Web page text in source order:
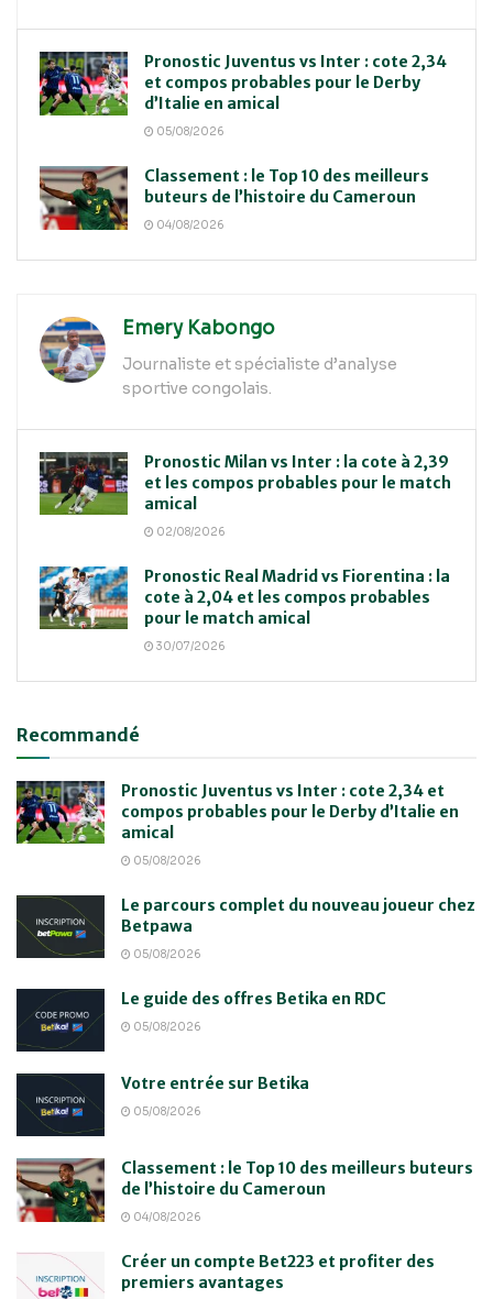
Pronostic Juventus vs Inter : cote 2,34
et compos probables pour le Derby
d’Italie en amical
05/08/2026
Classement : le Top 10 des meilleurs
buteurs de l’histoire du Cameroun
04/08/2026
Emery Kabongo
Journaliste et spécialiste d’analyse
sportive congolais.
Pronostic Milan vs Inter : la cote à 2,39
et les compos probables pour le match
amical
02/08/2026
Pronostic Real Madrid vs Fiorentina : la
cote à 2,04 et les compos probables
pour le match amical
30/07/2026
Recommandé
Pronostic Juventus vs Inter : cote 2,34 et
compos probables pour le Derby d’Italie en
amical
05/08/2026
Le parcours complet du nouveau joueur chez
Betpawa
05/08/2026
Le guide des offres Betika en RDC
05/08/2026
Votre entrée sur Betika
05/08/2026
Classement : le Top 10 des meilleurs buteurs
de l’histoire du Cameroun
04/08/2026
Créer un compte Bet223 et profiter des
premiers avantages